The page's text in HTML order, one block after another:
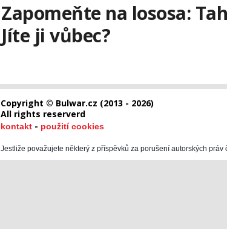
Zapomeňte na lososa:
Jíte ji vůbec?
Copyright © Bulwar.cz (2013 - 2026)
All rights reserverd
kontakt - použití cookies
Jestliže považujete některý z příspěvků za porušení autorských